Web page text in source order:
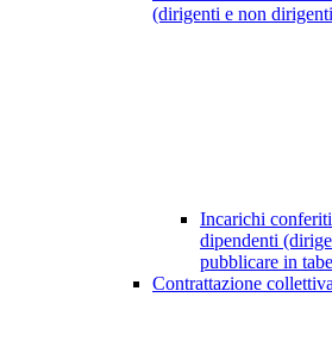
(dirigenti e non
Incarichi
dipendenti
pubblicare in
Contrattazione collettiva